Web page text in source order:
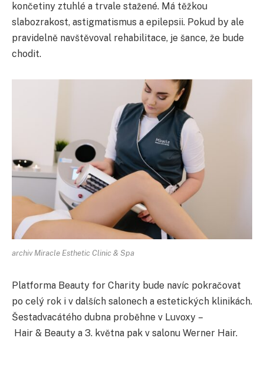
končetiny ztuhlé a trvale stažené. Má těžkou
slabozrakost, astigmatismus a epilepsii. Pokud by ale
pravidelně navštěvoval rehabilitace, je šance, že bude
chodit.
archiv Miracle Esthetic Clinic & Spa
Platforma Beauty for Charity bude navíc pokračovat
po celý rok i v dalších salonech a estetických klinikách.
Šestadvacátého dubna proběhne v Luvoxy –
Hair & Beauty a 3. května pak v salonu Werner Hair.